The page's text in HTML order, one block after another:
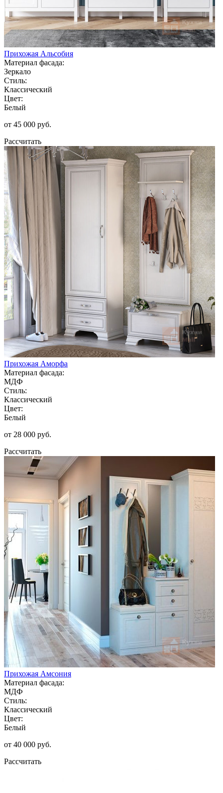
Прихожая Альсобия
Материал фасада:
Зеркало
Стиль:
Классический
Цвет:
Белый
от 45 000 руб.
Рассчитать
Прихожая Аморфа
Материал фасада:
МДФ
Стиль:
Классический
Цвет:
Белый
от 28 000 руб.
Рассчитать
Прихожая Амсония
Материал фасада:
МДФ
Стиль:
Классический
Цвет:
Белый
от 40 000 руб.
Рассчитать